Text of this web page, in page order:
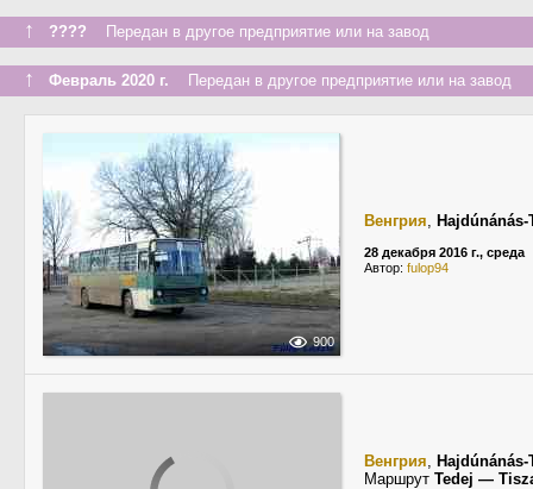
↑ ???? Передан в другое предприятие или на завод
↑ Февраль 2020 г. Передан в другое предприятие или на завод
900
Венгрия, Hajdúnánás-
28 декабря 2016 г., среда
Автор: fulop94
Венгрия, Hajdúnánás-
Маршрут Tedej —